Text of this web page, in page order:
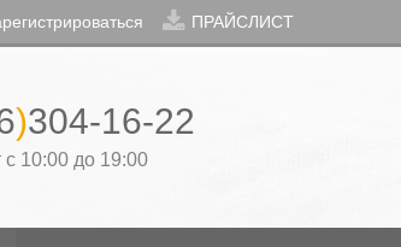
ПРАЙСЛИСТ
)304-16-22
10:00 до 19:00